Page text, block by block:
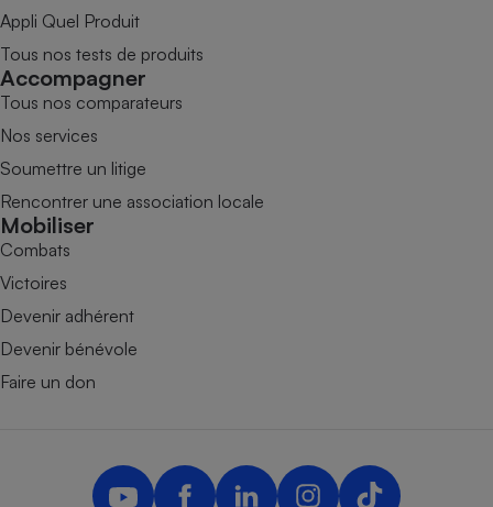
Appli Quel Produit
Tous nos tests de produits
Accompagner
Tous nos comparateurs
Nos services
Soumettre un litige
Rencontrer une association locale
Mobiliser
Combats
Victoires
Devenir adhérent
Devenir bénévole
Faire un don